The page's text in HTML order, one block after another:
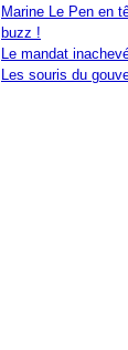
Marine Le Pen en
buzz !
Le mandat
Les souris du